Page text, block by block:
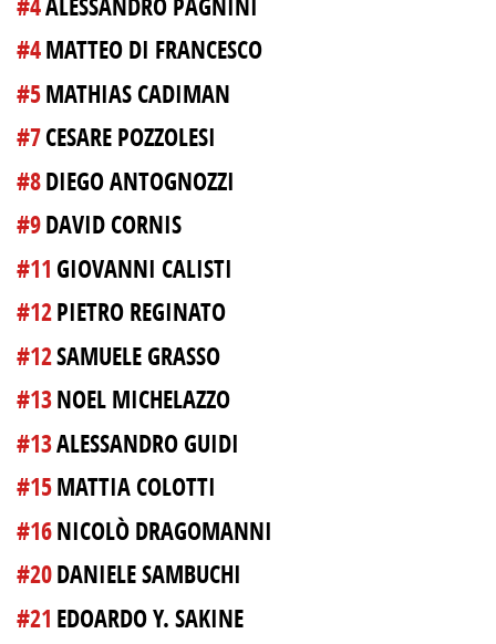
#4MATTEO DI FRANCESCO
#5MATHIAS CADIMAN
#7CESARE POZZOLESI
#8DIEGO ANTOGNOZZI
#9DAVID CORNIS
#11 GIOVANNI CALISTI
#12PIETRO REGINATO
#12SAMUELE GRASSO
#13NOEL MICHELAZZO
#13ALESSANDRO GUIDI
#15MATTIA COLOTTI
#16NICOLÒ DRAGOMANNI
#20DANIELE SAMBUCHI
#21 EDOARDO Y. SAKINE